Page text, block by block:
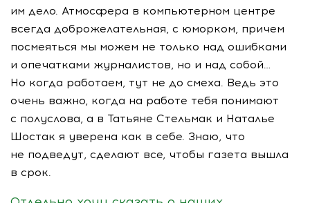
им дело. Атмосфера в компьютерном центре
всегда доброжелательная, с юморком, причем
посмеяться мы можем не только над ошибками
и опечатками журналистов, но и над собой…
Но когда работаем, тут не до смеха. Ведь это
очень важно, когда на работе тебя понимают
с полуслова, а в Татьяне Стельмак и Наталье
Шостак я уверена как в себе. Знаю, что
не подведут, сделают все, чтобы газета вышла
в срок.